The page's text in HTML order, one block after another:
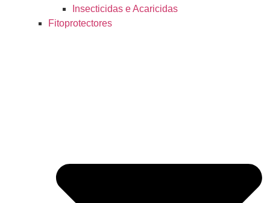
Insecticidas e Acaricidas
Fitoprotectores